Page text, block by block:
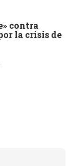
contra
la crisis de